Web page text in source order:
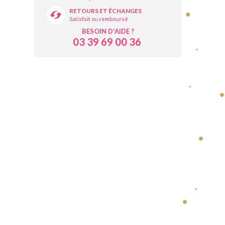
RETOURS ET ÉCHANGES
Satisfait ou remboursé
BESOIN D'AIDE ?
03 39 69 00 36